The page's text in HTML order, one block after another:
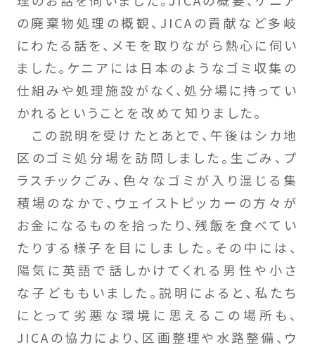
の廃棄物処理の概観、JICAの貢献など多岐
にわたる話を、メモを取りながら熱心に伺い
ました。ケニアには日本のようなゴミ収集の
仕組みや処理施設がなく、処分場に持ってい
かれるということを改めて知りました。
この説明を受けたとあとで、午後はシカ地
区のゴミ処分場を訪問しました。生ごみ、プ
ラスチックごみ、色々なゴミが入り混じる集
積場のなかで、ウェイストピッカーの方々が
お金になるものを拾ったり、残飯を食べてい
たりする様子を目にしました。その中には、
陽気に英語で話しかけてくれる男性や小さ
な子どももいました。説明によると、私たち
にとって劣悪な環境に思えるこの場所も、
JICAの協力により、区画整理や水路整備、ウ